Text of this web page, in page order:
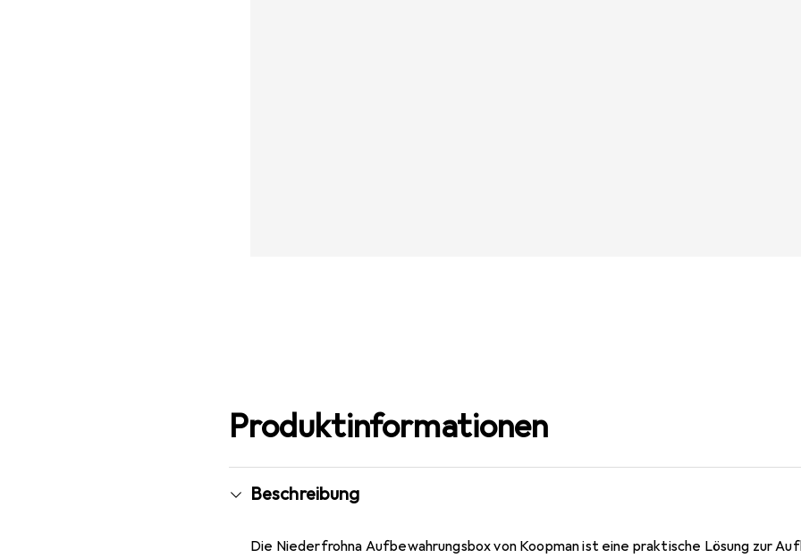
Produktinformationen
Beschreibung
Die Niederfrohna Aufbewahrungsbox von Koopman ist eine praktische Lösung zur